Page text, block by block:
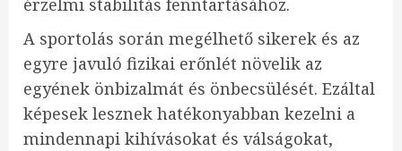
A sportolás során megélhető sikerek és az
egyre javuló fizikai erőnlét növelik az
egyének önbizalmát és önbecsülését. Ezáltal
képesek lesznek hatékonyabban kezelni a
mindennapi kihívásokat és válságokat,